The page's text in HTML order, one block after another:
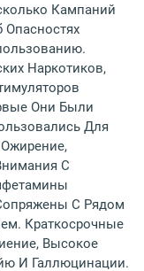
Кампаний
Наркотиков,
Они Были
Для
С
С Рядом
Краткосрочные
Высокое
И Галлюцинации.